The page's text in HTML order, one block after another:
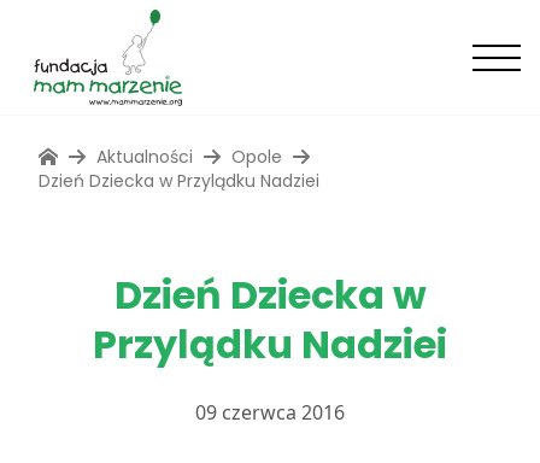
Aktualności
Opole
Dzień Dziecka w Przylądku Nadziei
Dzień Dziecka w
Przylądku Nadziei
09 czerwca 2016